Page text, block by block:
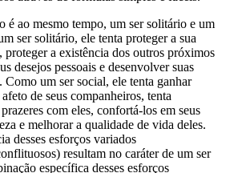
é ao mesmo tempo, um ser solitário e um
ser solitário, ele tenta proteger a sua
proteger a existência dos outros próximos
desejos pessoais e desenvolver suas
Como um ser social, ele tenta ganhar
de seus companheiros, tenta
com eles, confortá-los em seus
e melhorar a qualidade de vida deles.
desses esforços variados
resultam no caráter de um ser
específica desses esforços